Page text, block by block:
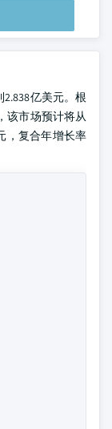
亿美元。根
该市场预计将从
，复合年增长率